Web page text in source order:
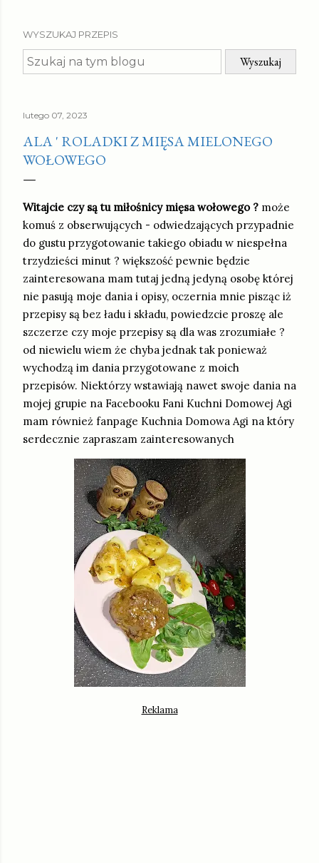
WYSZUKAJ PRZEPIS
lutego 07, 2023
ALA ' ROLADKI Z MIĘSA MIELONEGO
WOŁOWEGO
Witajcie czy są tu miłośnicy mięsa wołowego ? może
komuś z obserwujących - odwiedzających przypadnie
do gustu przygotowanie takiego obiadu w niespełna
trzydzieści minut ? większość pewnie będzie
zainteresowana mam tutaj jedną jedyną osobę której
nie pasują moje dania i opisy, oczernia mnie pisząc iż
przepisy są bez ładu i składu, powiedzcie proszę ale
szczerze czy moje przepisy są dla was zrozumiałe ?
od niewielu wiem że chyba jednak tak ponieważ
wychodzą im dania przygotowane z moich
przepisów. Niektórzy wstawiają nawet swoje dania na
mojej grupie na Facebooku Fani Kuchni Domowej Agi
mam również fanpage Kuchnia Domowa Agi na który
serdecznie zapraszam zainteresowanych